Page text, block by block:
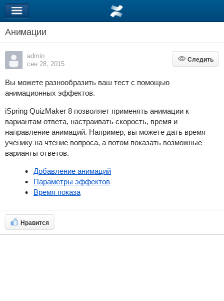
Анимации
admin
сен 28, 2015
Следить
Следить
Вы можете разнообразить ваш тест с помощью
анимационных эффектов.
iSpring QuizMaker 8 позволяет применять анимации к
вариантам ответа, настраивать скорость, время и
направление анимаций. Например, вы можете дать время
ученику на чтение вопроса, а потом показать возможные
варианты ответов.
Добавление анимаций
Параметры эффектов
Время показа
Нравится